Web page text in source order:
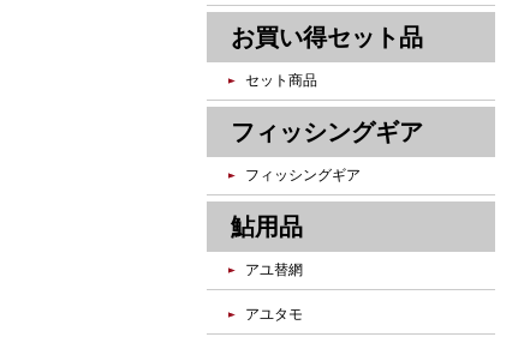
お買い得セット品
セット商品
フィッシングギア
フィッシングギア
鮎用品
アユ替網
アユタモ